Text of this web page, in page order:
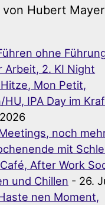
Hubert Mayer
ohne
Arbeit, 2. KI Night
Mon Petit,
IPA Day im
noch
mit
After Work
und Chillen - 26.
nen Moment,